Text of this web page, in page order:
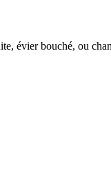
évier bouché, ou